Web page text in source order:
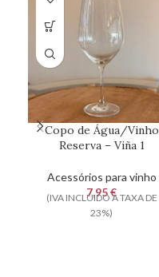
Copo de Água/Vinho
Reserva – Viña 1
Acessórios para vinho
7,95€
(IVA INCLUIDO À TAXA DE
23%)